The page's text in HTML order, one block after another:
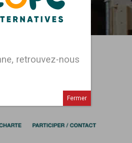
retrouvez-nous
Fermer